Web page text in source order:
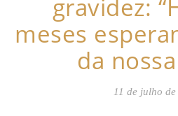
gravidez:
meses
da
11 de julho